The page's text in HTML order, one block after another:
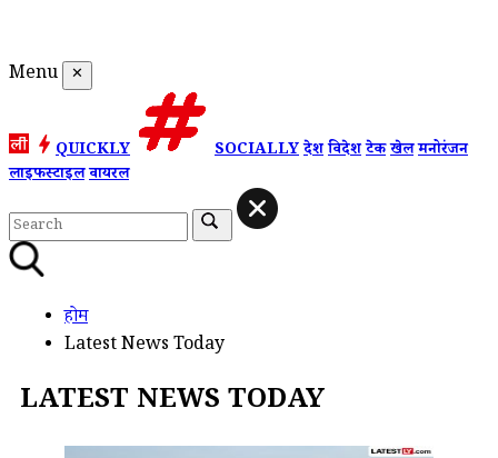
Menu ✕
QUICKLY SOCIALLYदेशविदेशटेकखेलमनोरंजन
लाइफस्टाइलवायरल
होम
Latest News Today
LATEST NEWS TODAY